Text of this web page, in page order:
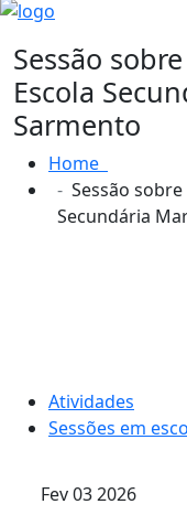
Sessão
Escola
Sarmento
Home
Sessão
Secundária
Atividades
Sessões em
Fev 03 2026